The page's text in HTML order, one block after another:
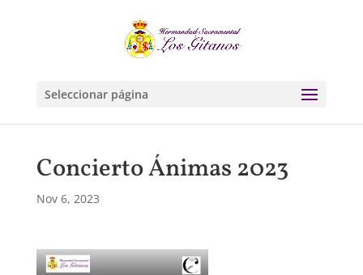
Seleccionar página
Concierto Ánimas 2023
Nov 6, 2023